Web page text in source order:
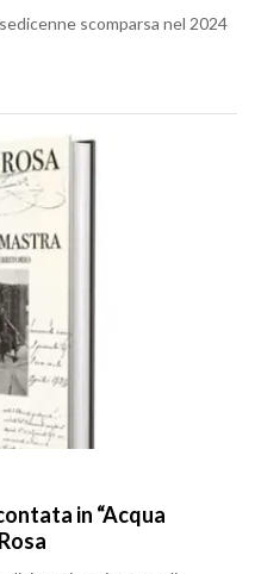
scomparsa nel 2024
in “Acqua